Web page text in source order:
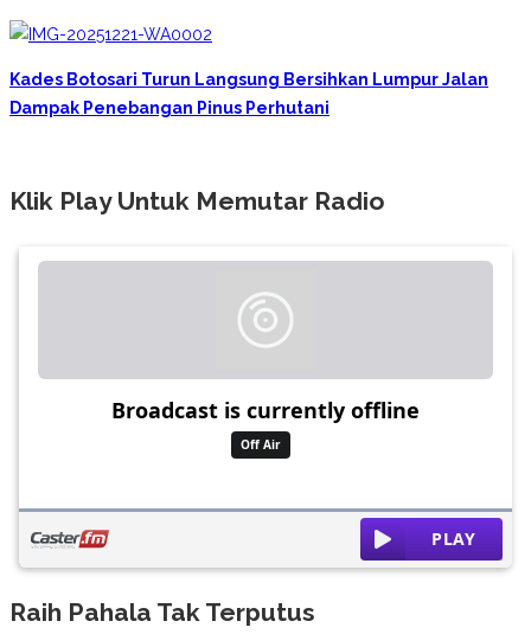
Kades Botosari Turun Langsung Bersihkan Lumpur Jalan
Dampak Penebangan Pinus Perhutani
Klik Play Untuk Memutar Radio
Raih Pahala Tak Terputus